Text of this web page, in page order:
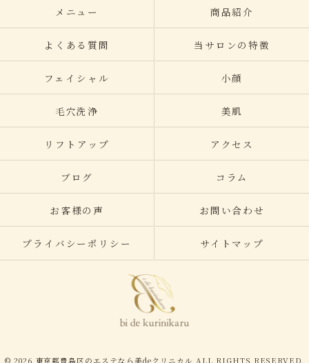
メニュー 商品紹介
よくある質問 当サロンの特徴
フェイシャル 小顔
毛穴洗浄 美肌
リフトアップ アクセス
ブログ コラム
お客様の声 お問い合わせ
プライバシーポリシー サイトマップ
© 2026 東京都豊島区のエステなら美deクリニカル ALL RIGHTS RESERVED.